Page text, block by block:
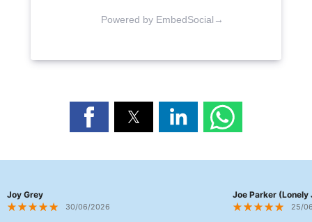
Joy Grey
30/06/2026
Joe Parker (Lonely
25/